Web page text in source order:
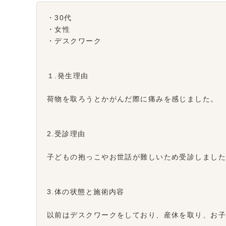
・30代
・女性
・デスクワーク
１.発生理由
荷物を取ろうとかがんだ際に痛みを感じました。
2.受診理由
子どもの抱っこやお世話が難しいため受診しました
3.体の状態と施術内容
以前はデスクワークをしており、産休を取り、お